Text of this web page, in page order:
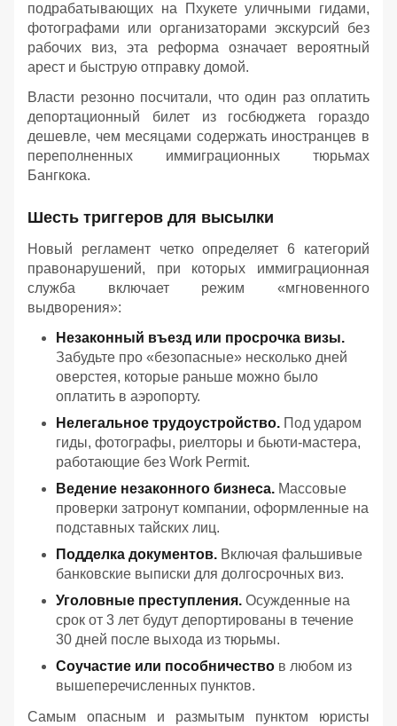
подрабатывающих на Пхукете уличными гидами,
фотографами или организаторами экскурсий без
рабочих виз, эта реформа означает вероятный
арест и быструю отправку домой.
Власти резонно посчитали, что один раз оплатить
депортационный билет из госбюджета гораздо
дешевле, чем месяцами содержать иностранцев в
переполненных иммиграционных тюрьмах
Бангкока.
Шесть триггеров для высылки
Новый регламент четко определяет 6 категорий
правонарушений, при которых иммиграционная
служба включает режим «мгновенного
выдворения»:
Незаконный въезд или просрочка визы.
Забудьте про «безопасные» несколько дней
оверстея, которые раньше можно было
оплатить в аэропорту.
Нелегальное трудоустройство. Под ударом
гиды, фотографы, риелторы и бьюти-мастера,
работающие без Work Permit.
Ведение незаконного бизнеса. Массовые
проверки затронут компании, оформленные на
подставных тайских лиц.
Подделка документов. Включая фальшивые
банковские выписки для долгосрочных виз.
Уголовные преступления. Осужденные на
срок от 3 лет будут депортированы в течение
30 дней после выхода из тюрьмы.
Соучастие или пособничество в любом из
вышеперечисленных пунктов.
Самым опасным и размытым пунктом юристы